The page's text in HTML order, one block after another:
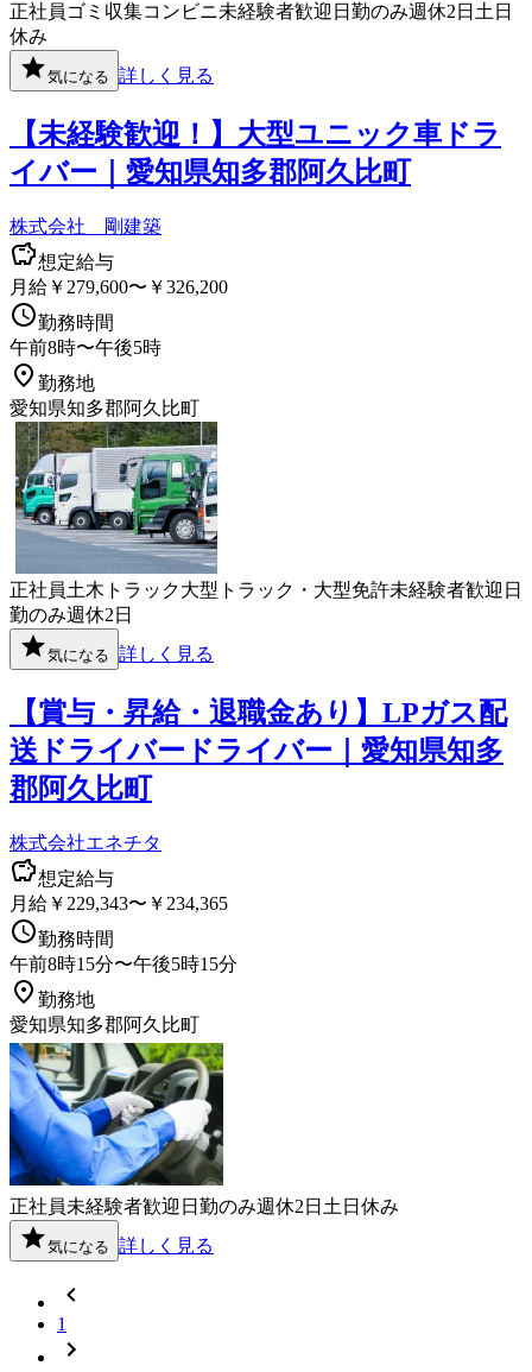
正社員 ゴミ収集コンビニ未経験者歓迎 日勤のみ週休2日 土日
休み
気になる 詳しく見る
【未経験歓迎！】大型ユニック車ドラ
イバー｜愛知県知多郡阿久比町
株式会社 剛建築
想定給与
月給￥279,600〜￥326,200
勤務時間
午前8時〜午後5時
勤務地
愛知県知多郡阿久比町
正社員土木 トラック大型トラック・大型免許未経験者歓迎 日
勤のみ週休2日
気になる 詳しく見る
【賞与・昇給・退職金あり】LPガス配
送ドライバードライバー｜愛知県知多
郡阿久比町
株式会社エネチタ
想定給与
月給￥229,343〜￥234,365
勤務時間
午前8時15分〜午後5時15分
勤務地
愛知県知多郡阿久比町
正社員未経験者歓迎 日勤のみ週休2日 土日休み
気になる 詳しく見る
1